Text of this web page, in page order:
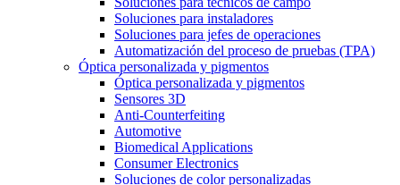
Soluciones para instaladores
Soluciones para jefes de operaciones
Automatización del proceso de pruebas (TPA)
Óptica personalizada y pigmentos
Óptica personalizada y pigmentos
Sensores 3D
Anti-Counterfeiting
Automotive
Biomedical Applications
Consumer Electronics
Soluciones de color personalizadas